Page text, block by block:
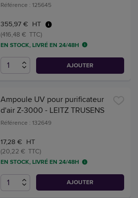
Référence : 125645
355,97 € HT
(416,48 € TTC)
EN STOCK, LIVRÉ EN 24/48H
AJOUTER
Ampoule UV pour purificateur
d'air Z-3000 - LEITZ TRUSENS
Référence : 132649
17,28 € HT
(20,22 € TTC)
EN STOCK, LIVRÉ EN 24/48H
AJOUTER